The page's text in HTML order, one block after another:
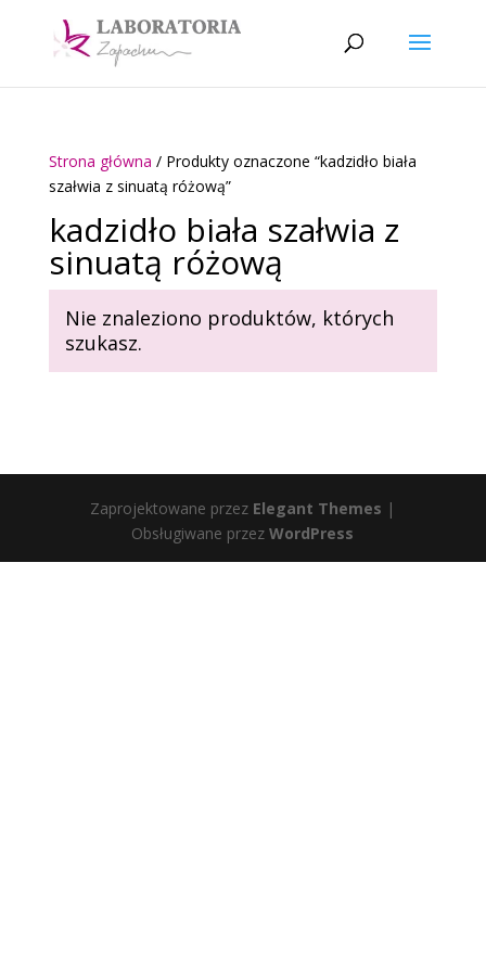
Strona główna / Produkty oznaczone “kadzidło biała
szałwia z sinuatą różową”
kadzidło biała szałwia z
sinuatą różową
Nie znaleziono produktów, których
szukasz.
Zaprojektowane przez Elegant Themes |
Obsługiwane przezWordPress